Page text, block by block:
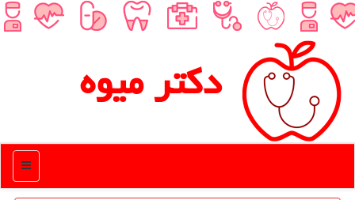
دكتر میوه
منو